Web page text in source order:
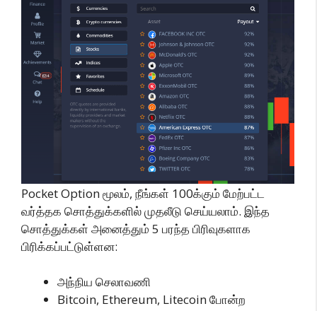
Pocket Option மூலம், நீங்கள் 100க்கும் மேற்பட்ட
வர்த்தக சொத்துக்களில் முதலீடு செய்யலாம். இந்த
சொத்துக்கள் அனைத்தும் 5 பரந்த பிரிவுகளாக
பிரிக்கப்பட்டுள்ளன:
அந்நிய செலாவணி
Bitcoin, Ethereum, Litecoin போன்ற